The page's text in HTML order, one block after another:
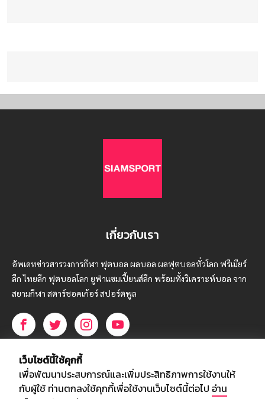
เกี่ยวกับเรา
อัพเดทข่าวสารวงการกีฬา ฟุตบอล ผลบอล ผลฟุตบอลทั่วโลก ฟรีเมียร์
ลีก ไทยลีก ฟุตบอลโลก ยูฟ่าแซมเปี้ยนส์ลีก พร้อมทั้งวิเคราะห์บอล จาก
สยามกีฬา สตาร์ชอคเก้อร์ สปอร์ตพูล
บริษัท สยามสปอร์ต ซินติเคท จำกัด (มหาชน)
เลขที่ 66/26 - 29 ซอยรามอินทรา 40
ถนนรามอินทรา แขวงนวลจันทร์
เว็บไซต์นี้ใช้คุกกี้
เพื่อพัฒนาประสบการณ์และเพิ่มประสิทธิภาพการใช้งานให้
กับผู้ใช้ ท่านตกลงใช้คุกกี้เพื่อใช้งานเว็บไซต์นี้ต่อไป อ่าน